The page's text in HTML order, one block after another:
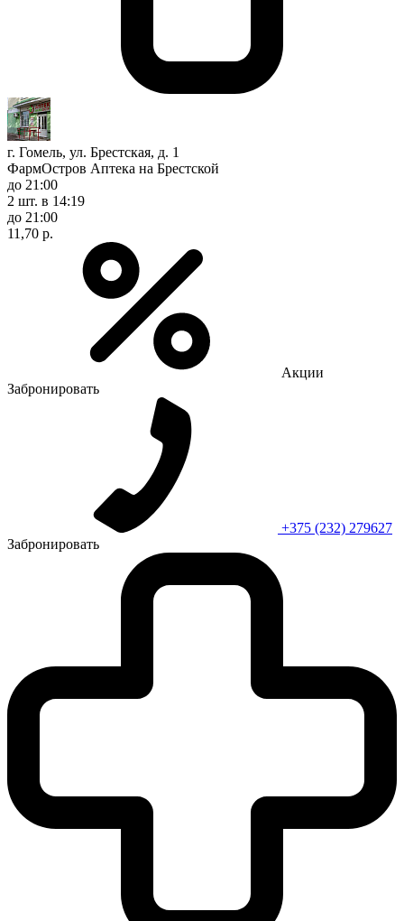
г. Гомель, ул. Брестская, д. 1
ФармОстров Аптека на Брестской
до 21:00
2 шт. в 14:19
до 21:00
11,70 р.
Акции
Забронировать
+375 (232) 279627
Забронировать